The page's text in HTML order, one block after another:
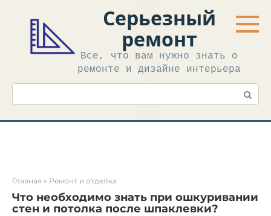
контенту
Серьезный
ремонт
Все, что вам нужно знать о
ремонте и дизайне интерьера
Поиск:
Главная » Ремонт и отделка
Что необходимо знать при ошкуривании
стен и потолка после шпаклевки?